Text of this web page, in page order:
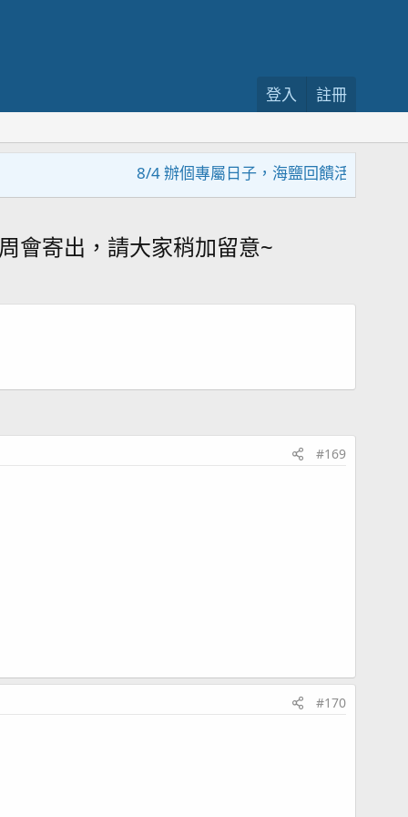
登入 註冊
8/4 辦個專屬日子，海鹽回饋活動，大家
會寄出，請大家稍加留意~
#169
#170